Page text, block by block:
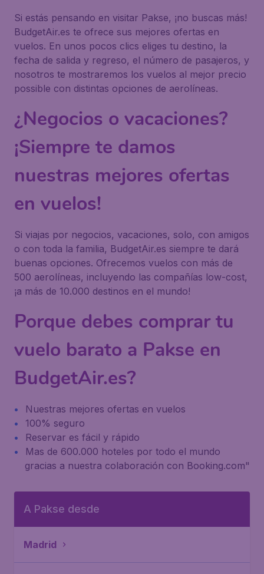
Si estás pensando en visitar Pakse, ¡no buscas más!
BudgetAir.es te ofrece sus mejores ofertas en
vuelos. En unos pocos clics eliges tu destino, la
fecha de salida y regreso, el número de pasajeros, y
nosotros te mostraremos los vuelos al mejor precio
possible con distintas opciones de aerolíneas.
¿Negocios o vacaciones?
¡Siempre te damos
nuestras mejores ofertas
en vuelos!
Si viajas por negocios, vacaciones, solo, con amigos
o con toda la familia, BudgetAir.es siempre te dará
buenas opciones. Ofrecemos vuelos con más de
500 aerolíneas, incluyendo las compañías low-cost,
¡a más de 10.000 destinos en el mundo!
Porque debes comprar tu
vuelo barato a Pakse en
BudgetAir.es?
Nuestras mejores ofertas en vuelos
100% seguro
Reservar es fácil y rápido
Mas de 600.000 hoteles por todo el mundo
gracias a nuestra colaboración con Booking.com"
A Pakse desde
Madrid